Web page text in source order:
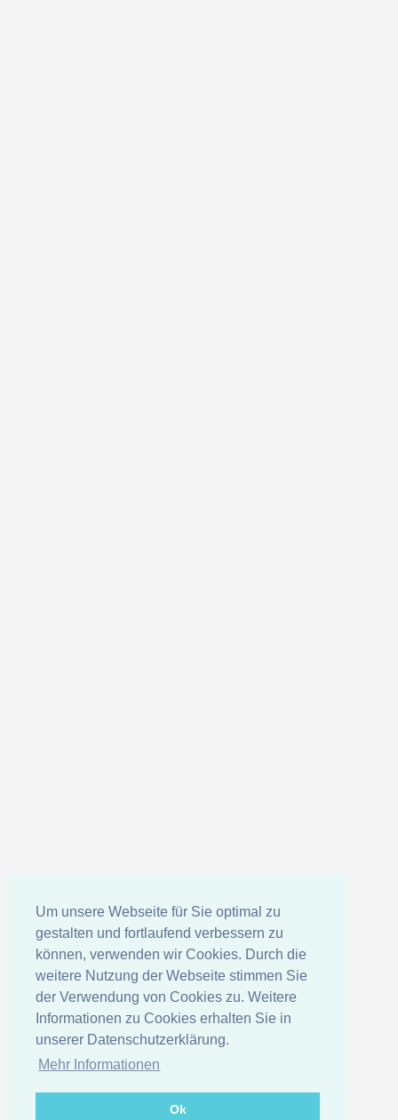
Um unsere Webseite für Sie optimal zu
gestalten und fortlaufend verbessern zu
können, verwenden wir Cookies. Durch die
weitere Nutzung der Webseite stimmen Sie
der Verwendung von Cookies zu. Weitere
Informationen zu Cookies erhalten Sie in
unserer Datenschutzerklärung.
Mehr Informationen
Ok